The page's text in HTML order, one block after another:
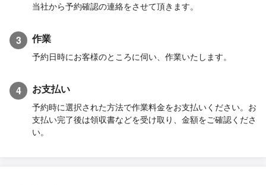
当社から予約確認の連絡をさせて頂きます。
3 作業
予約日時にお客様のところに伺い、作業いたします。
4 お支払い
予約時に選択された方法で作業料金をお支払いください。お
支払い完了後は領収書などを受け取り、金額をご確認くださ
い。